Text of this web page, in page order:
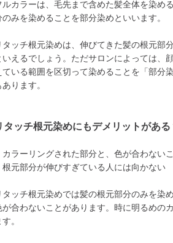
ルカラーは、毛先まで含めた髪全体を染め
のみを染めることを部分染めといいます。
タッチ根元染めは、伸びてきた髪の根元部
いえるでしょう。ただサロンによっては、
ている範囲を区切って染めることを「部分
あります。
タッチ根元染めにもデメリットがある
カラーリングされた部分と、色が合わない
根元部分が伸びすぎている人には向かない
タッチ根元染めでは髪の根元部分のみを染
が合わないことがあります。時に明るめの
す。